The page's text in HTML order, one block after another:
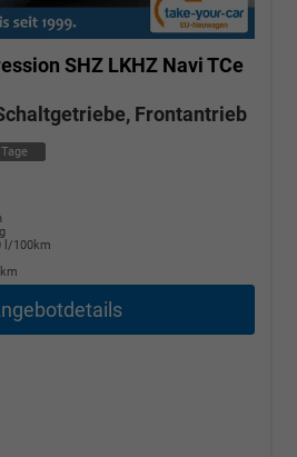
SHZ LKHZ Navi TCe
Frontantrieb
l/100km